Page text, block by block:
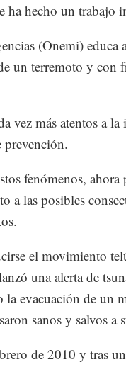
ha hecho un trabajo
(Onemi) educa
un terremoto y con
vez más atentos a
prevención.
fenómenos, ahora
a las posibles
el movimiento
una alerta de
evacuación de un
sanos y salvos a
de 2010 y tras